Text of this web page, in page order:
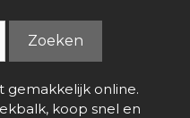
Zoeken
gemakkelijk online.
koop snel en